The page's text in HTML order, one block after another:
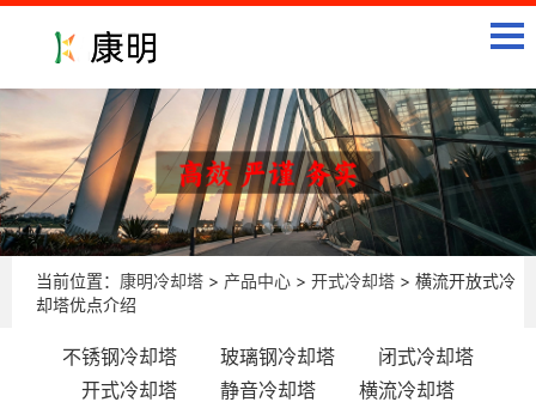
当前位置： 康明冷却塔 > 产品中心 > 开式冷却塔 > 横流开放式冷
却塔优点介绍
不锈钢冷却塔 玻璃钢冷却塔
闭式冷却塔
开式冷却塔
静音冷却塔
横流冷却塔